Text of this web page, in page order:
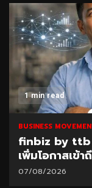
1 min read
BUSINESS
finbiz by ttb
เพิ่มโอกาสเข้
07/08/2026